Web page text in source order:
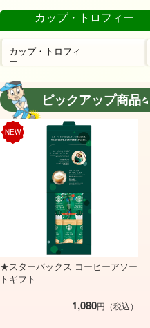
カップ・トロフィー
カップ・トロフィ
ー
ピックアップ商品
NEW
★スターバックス コーヒーアソー
トギフト
1,080円（税込）